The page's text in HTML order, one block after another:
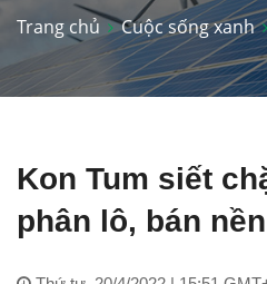
Trang chủ Cuộc sống xanh
Kon Tum siết
phân lô, bán nền